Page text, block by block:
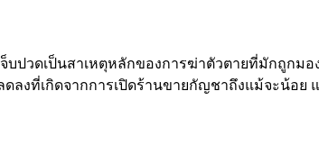
บปวดเป็นสาเหตุหลักของการฆ่าตัวตายที่มักถูก
ดลงที่เกิดจากการเปิดร้านขายกัญชาถึงแม้จะน้อย